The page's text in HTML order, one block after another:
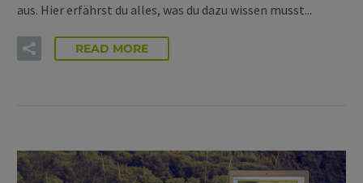
aus. Hier erfährst du alles, was du dazu wissen musst...
READ MORE